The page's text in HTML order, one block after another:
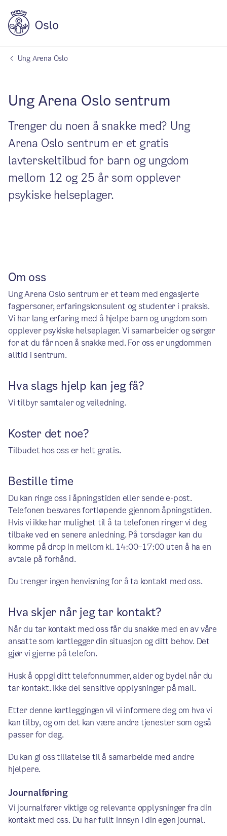
Ung Arena Oslo
Ung Arena Oslo sentrum
Trenger du noen å snakke med? Ung
Arena Oslo sentrum er et gratis
lavterskeltilbud for barn og ungdom
mellom 12 og 25 år som opplever
psykiske helseplager.
Om oss
Ung Arena Oslo sentrum er et team med engasjerte
fagpersoner, erfaringskonsulent og studenter i praksis.
Vi har lang erfaring med å hjelpe barn og ungdom som
opplever psykiske helseplager. Vi samarbeider og sørger
for at du får noen å snakke med. For oss er ungdommen
alltid i sentrum.
Hva slags hjelp kan jeg få?
Vi tilbyr samtaler og veiledning.
Koster det noe?
Tilbudet hos oss er helt gratis.
Bestille time
Du kan ringe oss i åpningstiden eller sende e-post.
Telefonen besvares fortløpende gjennom åpningstiden.
Hvis vi ikke har mulighet til å ta telefonen ringer vi deg
tilbake ved en senere anledning. På torsdager kan du
komme på drop in mellom kl. 14:00–17:00 uten å ha en
avtale på forhånd.
Du trenger ingen henvisning for å ta kontakt med oss.
Hva skjer når jeg tar kontakt?
Når du tar kontakt med oss får du snakke med en av våre
ansatte som kartlegger din situasjon og ditt behov. Det
gjør vi gjerne på telefon.
Husk å oppgi ditt telefonnummer, alder og bydel når du
tar kontakt. Ikke del sensitive opplysninger på mail.
Etter denne kartleggingen vil vi informere deg om hva vi
kan tilby, og om det kan være andre tjenester som også
passer for deg.
Du kan gi oss tillatelse til å samarbeide med andre
hjelpere.
Journalføring
Vi journalfører viktige og relevante opplysninger fra din
kontakt med oss. Du har fullt innsyn i din egen journal.